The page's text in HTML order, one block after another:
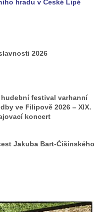
na
u
Obecním
v
radnici v
tábora na
hradu v České Lípě
2026
festival varhanní
ve Filipově 2026 – XIX.
koncert
Jakuba Bart-Ćišinského